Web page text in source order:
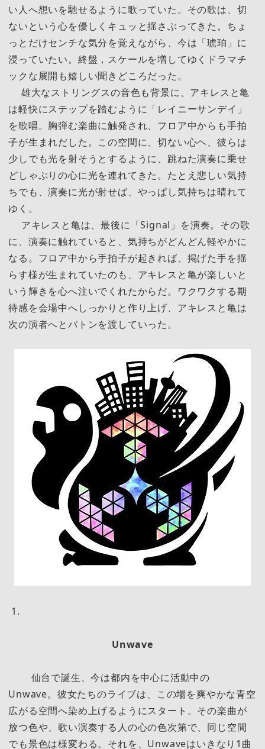
い人へ想いを馳せるように歌っていた。その歌は、切
ないという心を優しくキュッと揺さぶってきた。ちょ
っとだけセンチな気分を覚えながら、今は「琥珀」に
浸っていたい。終盤，スケールを増してゆくドラマチ
ックな展開も嬉しい聞きどころだった。
雄大なストリングスの音色も背景に、アキレスと亀
は軽快にステップを踏むように「レイニーサンデイ」
を歌唱。胸弾む楽曲に触発され、フロア中からも手拍
子が生まれだした。この空間に、切ない心ヘ、彼らは
少しでも光を射そうとするように、跳ねた演奏に乗せ
どしゃぶりの心に光を連れてきた。たとえ悲しい気持
ちでも、演奏に光が射せば、やっぱし気持ちは晴れて
ゆく。
アキレスと亀は、最後に「Signal」を演奏。その歌
に、演奏に触れていると、気持ちがどんどん軽やかに
なる。フロア中から手拍子が起きれば、掲げた手を揺
らす様が生まれていたのも、アキレスと亀が楽しいと
いう輝きを心へ注いでくれたからだ。ワクワクする期
待感を会場中へしっかりと作り上げ、アキレスと亀は
次の演者へとバトンを渡していった。
Unwave
仙台で誕生、今は都内を中心に活動中の
Unwave。彼女たちのライブは、この場を爽やかな青空
広がる空間へ染め上げるようにスタート。その楽曲が
放つ色や、歌い演奏する人の心の色次第で、同じ空間
でも景色は様変わる。それを、Unwaveはいきなり1曲